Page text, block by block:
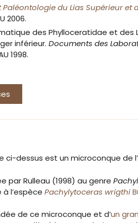
du Lias Supérieur et
2006.
des Phylloceratidae et des
inférieur. Documents des
1998.
ci-dessus est un microconque
par Rulleau (1998) au genre
à l’espèce Pachylytoceras wrigthi
de ce microconque et d’un